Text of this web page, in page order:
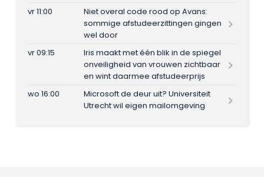
vr 11:00
Niet overal code rood op Avans:
sommige afstudeerzittingen gingen
wel door
vr 09:15
Iris maakt met één blik in de spiegel
onveiligheid van vrouwen zichtbaar
en wint daarmee afstudeerprijs
wo 16:00
Microsoft de deur uit? Universiteit
Utrecht wil eigen mailomgeving